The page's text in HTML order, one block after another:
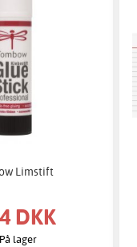
Limstift
DKK
På lager